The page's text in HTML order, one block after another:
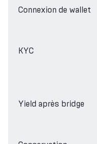
Connexion de wallet
KYC
Yield après bridge